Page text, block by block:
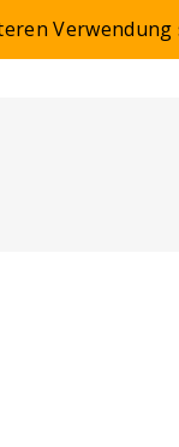
Verwendung